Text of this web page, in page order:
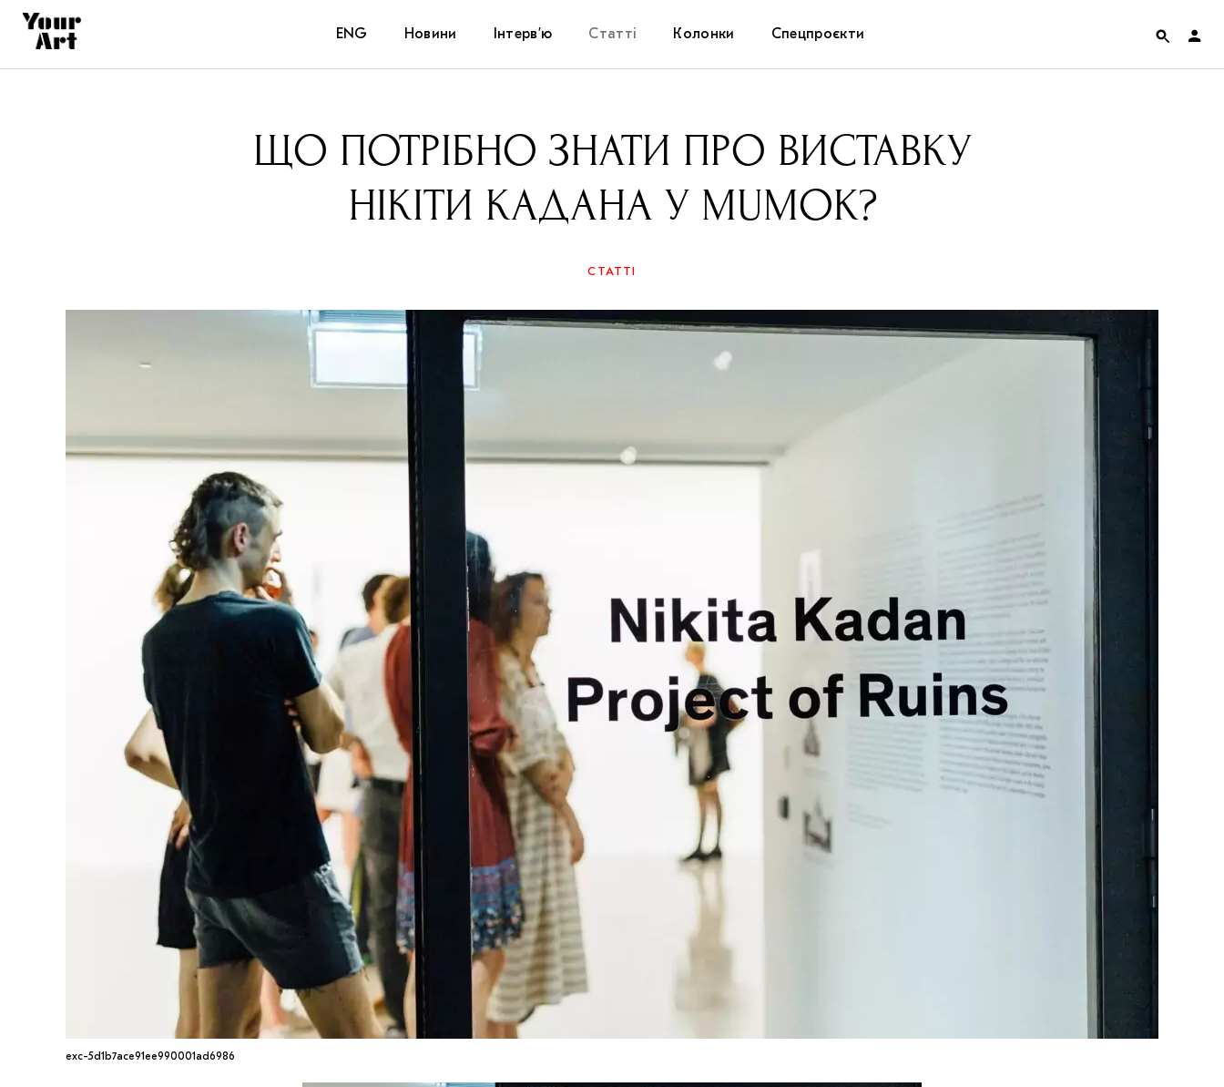
ENG Новини Інтерв’ю Статті Колонки Спецпроєкти
Маріупольські маргіналії
Дослідницька платформа
ЩО ПОТРІБНО ЗНАТИ ПРО ВИСТАВКУ
НІКІТИ КАДАНА У MUMOK?
СТАТТІ
exc-5d1b7ace91ee990001ad6986